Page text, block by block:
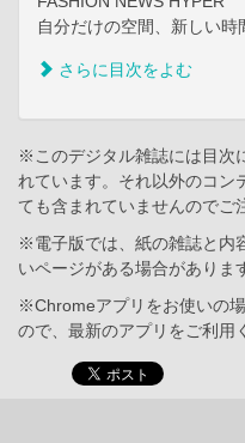
自分だけの空間、新しい時
さらに目次をよむ
※このデジタル雑誌には目次
れています。それ以外のコン
ても含まれていませんのでご
※電子版では、紙の雑誌と内
いページがある場合がありま
※Chromeアプリをお使いの
ので、最新のアプリをご利用